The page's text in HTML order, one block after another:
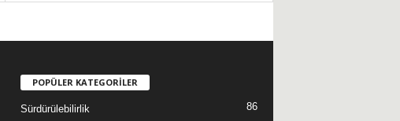
POPÜLER KATEGORİLER
Sürdürülebilirlik 86